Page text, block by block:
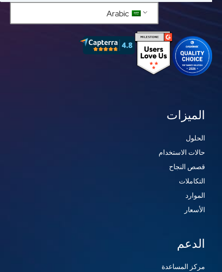
Arabic
الميزات
الحلول
حالات الاستخدام
قصص النجاح
التكاملات
الموارد
الأسعار
الدعم
مركز المساعدة